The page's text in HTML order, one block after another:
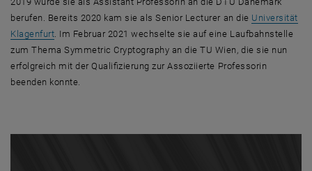
berufen. Bereits 2020 kam sie alsSenior Lecturer an die Universität
Klagenfurt, öffnet eine externe URL in einem neuen Fenster
. Im Februar 2021 wechselte sie auf eine Laufbahnstelle
zum ThemaSymmetric Cryptography an die TU Wien, die sie nun
erfolgreich mit der Qualifizierung zur Assoziierte Professorin
beenden konnte.